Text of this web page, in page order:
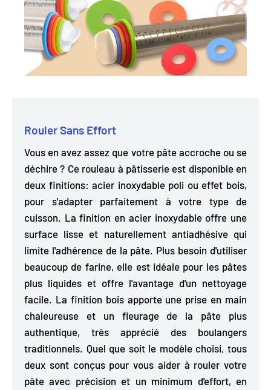
Rouler Sans Effort
Vous en avez assez que votre pâte accroche ou se
déchire ? Ce rouleau à pâtisserie est disponible en
deux finitions: acier inoxydable poli ou effet bois,
pour s'adapter parfaitement à votre type de
cuisson. La finition en acier inoxydable offre une
surface lisse et naturellement antiadhésive qui
limite l'adhérence de la pâte. Plus besoin d'utiliser
beaucoup de farine, elle est idéale pour les pâtes
plus liquides et offre l'avantage d'un nettoyage
facile. La finition bois apporte une prise en main
chaleureuse et un fleurage de la pâte plus
authentique, très apprécié des boulangers
traditionnels. Quel que soit le modèle choisi, tous
deux sont conçus pour vous aider à rouler votre
pâte avec précision et un minimum d'effort, en